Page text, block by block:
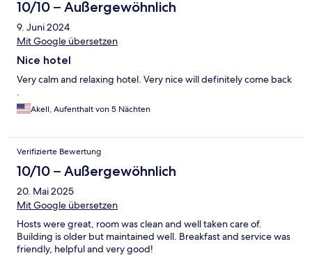
10/10 – Außergewöhnlich
9. Juni 2024
Mit Google übersetzen
Nice hotel
Very calm and relaxing hotel. Very nice will definitely come back
.
Akell, Aufenthalt von 5 Nächten
Verifizierte Bewertung
10/10 – Außergewöhnlich
20. Mai 2025
Mit Google übersetzen
Hosts were great, room was clean and well taken care of.
Building is older but maintained well. Breakfast and service was
friendly, helpful and very good!